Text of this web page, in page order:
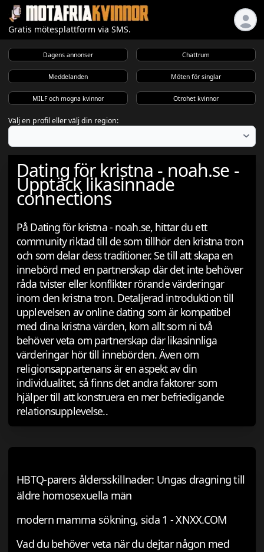
Gratis mötesplattform via SMS.
Dagens annonser Chattrum
Meddelanden Möten för singlar
MILF och mogna kvinnor Otrohet kvinnor
Välj en profil eller välj din region:
Dating för kristna - noah.se -
Upptäck likasinnade
connections
På Dating för kristna - noah.se, hittar du ett
community riktad till de som tillhör den kristna tron
och som delar dess traditioner. Se till att skapa en
innebörd med en partnerskap där det inte behöver
råda tvister eller konflikter rörande värderingar
inom den kristna tron. Detaljerad introduktion till
upplevelsen av online dating som är kompatibel
med dina kristna värden, kom allt som ni två
behöver veta om partnerskap där likasinnliga
värderingar hör till innebörden. Även om
religionsappartenans är en aspekt av din
individualitet, så finns det andra faktorer som
hjälper till att konstruera en mer befriedigande
relationsupplevelse..
HBTQ-parers åldersskillnader: Ungas dragning till
äldre homosexuella män
modern mamma sökning, sida 1 - XNXX.COM
Vad du behöver veta när du dejtar någon med